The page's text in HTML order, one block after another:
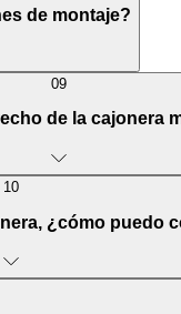
de montaje?
09
de la cajonera
10
¿cómo puedo